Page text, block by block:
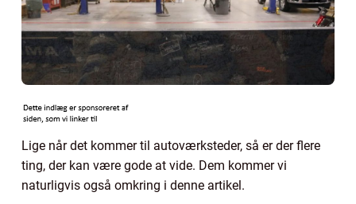
Lige når det kommer til autoværksteder, så er der flere
ting, der kan være gode at vide. Dem kommer vi
naturligvis også omkring i denne artikel.